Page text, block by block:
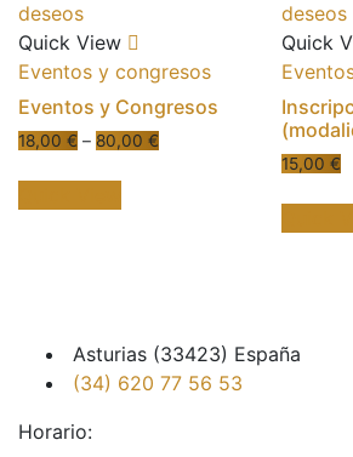
opciones
pueden
deseos
Quick View
Eventos y congresos
Eventos y Congresos
18,00 € – 80,00 €
deseos
Quick
15,00€
Asturias (33423) España
(34) 620 77 56 53
Horario: